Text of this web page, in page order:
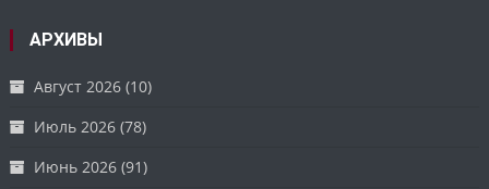
АРХИВЫ
Август 2026 (10)
Июль 2026 (78)
Июнь 2026 (91)